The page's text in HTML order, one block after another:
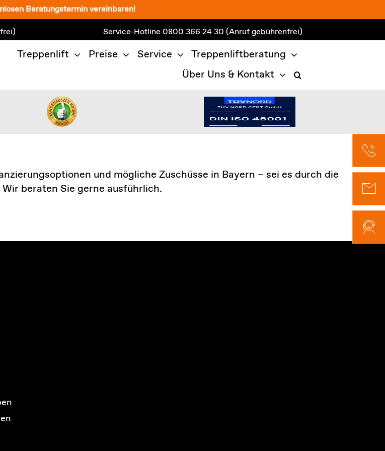
Beratungstermin vereinbaren!
Service-Hotline0800 366 24 30 (Anruf gebührenfrei)
Treppenlift Preise Service
Treppenliftberatung
Über Uns & Kontakt
und mögliche Zuschüsse in Bayern – sei es durch die
beraten Sie gerne ausführlich.